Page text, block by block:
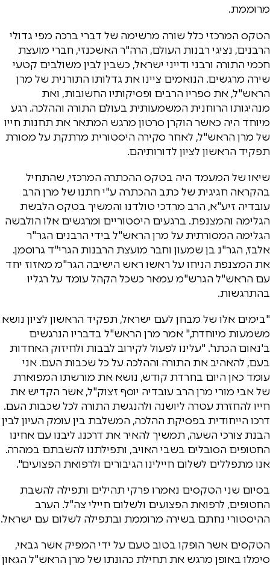
מרוממת.
הטקס המרכזי כלל שורה מרשימה של דברי ברכה מפי גדולי
הרבנים, נציגי רבנות העולם, הרה"ר האשכנזי, חברי מועצת
חכמי התורה ורבני ודייני ישראל, כשבין לבין משולבים קטעי
שירה מרגשים. הנואמים ציינו את גדלותו התורנית של מרן
הראש"ל, את ספריו הרבים ופסיקותיו החשובות, ואת
מנהיגותו הרוחנית המשמעותית בעולם התורה וההלכה. רגע
מיוחד היה כאשר הוקרן סרטון מרגש המתאר את תחנות חייו
של מרן הראש"ל, לאחר סקירה היסטורית מרתקת על מסורת
תפקיד הראשון לציון לדורותיהם.
שיאו של המעמד היה בטקס ההכתרה המרכזי, שהתחיל
בהקראה חגיגית של כתב ההכתרה ע"י חתנו של מרן הרב
עובדיה זיע"א, הרב מרדכי טולדנו והמשיך בטקס הלבשת
הגלימה והמצנפת. ברגעים היסטוריים ומרגשים אלו הולבשה
הגלימה המסורתית על מרן הראש"ל בידי הרבנים הגר"ר
אלבז, הגר"נ בן שמעון וחבר מועצת הרבנות הגרי"ד גרוסמן.
את המצנפת הניחו על ראשו ראש הישיבה הגר"מ מאזוז יחד
עם הראש"ל הגרש"מ עמאר כשכל הקהל עומד על רגליו
בהתרגשות.
"בימים אלו של מבחן לעם ישראל, תפקיד הראשון לציון נושא
משמעות מיוחדת," אמר מרן הראש"ל בדבריו הנרגשים
ב'נאום הכתר'. "עלינו לפעול לקירוב לבבות ולחיזוק האחדות
בעם, להאהיב את התורה וההלכה על כל שכבות העם. אני
עומד כאן היום בחרדת קודש, נושא את מורשתו המפוארת
של אבי מורי מרן הרב עובדיה יוסף זצוק"ל, אשר הקדיש את
חייו להחזרת עטרה ליושנה ולהנגשת התורה לכל שכבות העם.
דרכו הייחודית בפסיקת ההלכה, המשלבת בין עומק העיון לבין
הבנת צורכי השעה, תמשיך להאיר את דרכנו. ליבנו עם אחינו
החטופים הסובלים בשבי האויב, ותפילתנו להשבתם במהרה.
אנו מתפללים לשלום חיילינו הגיבורים ולרפואת הפצועים".
בסיום שני הטקסים נאמרו פרקי תהילים ותפילה להשבת
החטופים, לרפואת הפצועים ולשלום חיילי צה"ל. הערב
ההיסטורי נחתם בשירה מרוממת ובתפילה לשלום עם ישראל.
הטקסים אשר הופקו בטוב טעם על ידי המפיק אשר גבאי,
סימלו באופן מרגש את תחילת כהונתו של מרן הראש"ל הגאון